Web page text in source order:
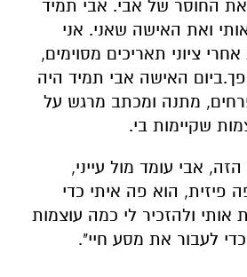
מתנה ומכתב מרגש על
שקיימות בי.
אבי עומד מול עייני,
פיזית, הוא פה איתי כדי
אותי ולהזכיר לי כמה עוצמות